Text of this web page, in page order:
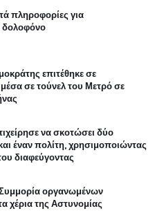
πληροφορίες για
δολοφόνο
επιτέθηκε σε
σε τούνελ του Μετρό σε
να σκοτώσει δύο
έναν πολίτη, χρησιμοποιώντας
διαφεύγοντας
οργανωμένων
χέρια της Αστυνομίας